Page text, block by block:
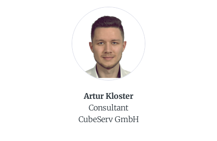
Artur Kloster
Consultant
CubeServ GmbH